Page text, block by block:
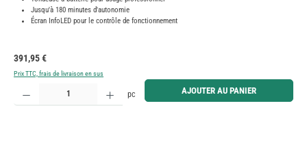
Jusqu'à 180 minutes d'autonomie
Écran InfoLED pour le contrôle de fonctionnement
Prix régulier :
391,95 €
Prix TTC, frais de livraison en sus
Quantité de produit : Entrez la quantité souhaitée ou utilisez les boutons pour augmenter ou
pc AJOUTER AU PANIER